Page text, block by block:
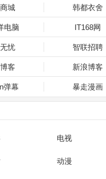
城 韩都衣舍
电脑 IT168网
忧 智联招聘
客 新浪博客
弹幕 暴走漫画
电视
动漫